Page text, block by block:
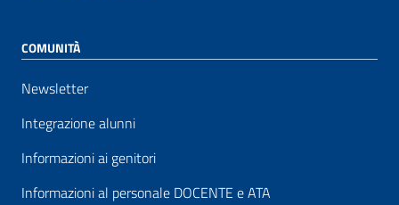
COMUNITÀ
Newsletter
Integrazione alunni
Informazioni ai genitori
Informazioni al personale DOCENTE e ATA